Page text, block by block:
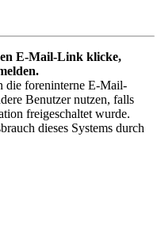
E-Mail-Link klicke,
die foreninterne E-Mail-
Benutzer nutzen, falls
freigeschaltet wurde.
dieses Systems durch